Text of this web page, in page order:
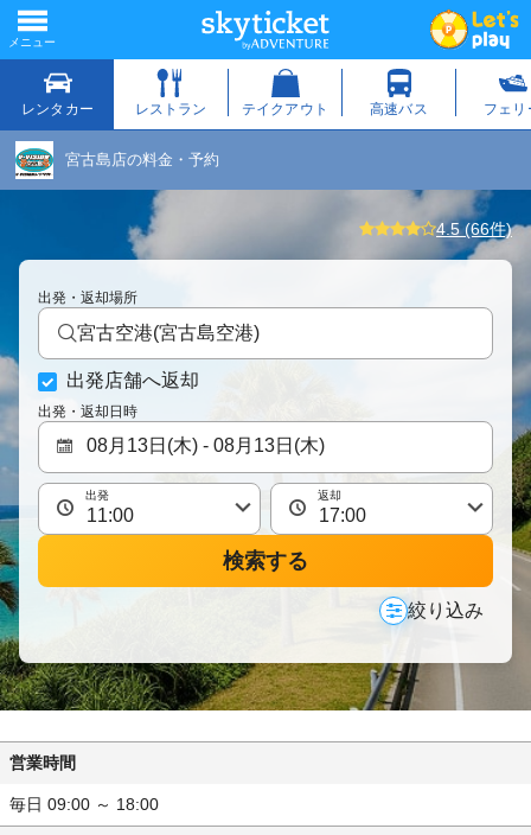
宮古島店の料金・予約
4.5 (66件)
出発・返却場所
宮古空港(宮古島空港)
出発店舗へ返却
出発・返却日時
出発 返却
検索する
絞り込み
営業時間
毎日 09:00 ～ 18:00